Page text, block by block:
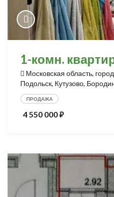
1-комн.
Московская область,
Подольск, Кутузово,
ПРОДАЖА
4 550 000⃏